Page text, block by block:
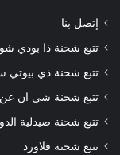
إتصل بنا
تتبع شحنة ذا بودي
تتبع شحنة ذي
تتبع شحنة شي ان
تتبع شحنة صيدلية
تتبع شحنة فلاورد